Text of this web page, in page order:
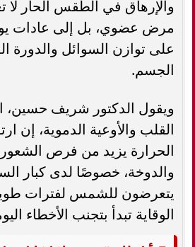
والإرهاق في الطقس الحار لا
مرض عضوي، بل إلى عادات
على توازن السوائل والدورة
الجسم.
ويقول الدكتور شريف
القلب والأوعية الدموية، إن
الحرارة يزيد من فرص الشعور
والدوخة، خصوصًا لدى كبار
يتعرضون للشمس لفترات
الوقاية تبدأ بتجنب الأخطاء